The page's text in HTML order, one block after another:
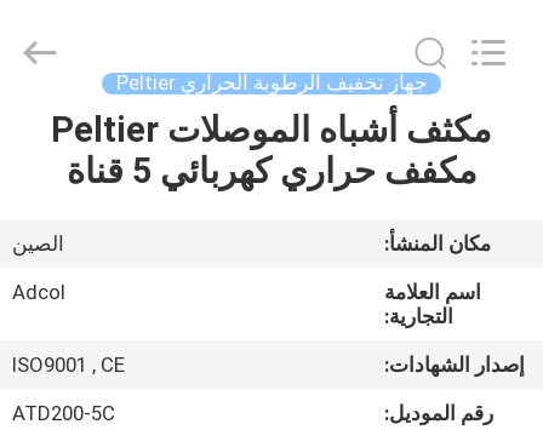
منزل
أشرطة
حول
(Guangzhou)
جهاز تخفيف الرطوبة الحراري Peltier
مكثف أشباه الموصلات Peltier
مكفف حراري كهربائي 5 قناة
مكان المنشأ:
الصين
اسم العلامة
التجارية:
Adcol
إصدار الشهادات:
ISO9001 , CE
رقم الموديل:
ATD200-5C